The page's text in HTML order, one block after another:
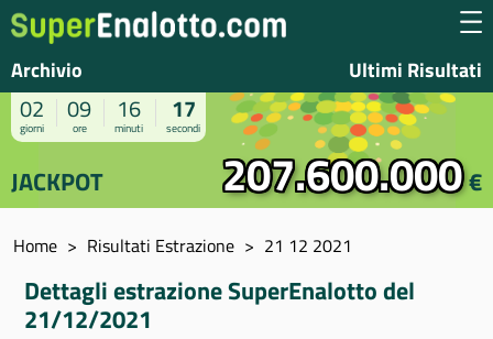
Archivio Ultimi Risultati
02
giorni
09
ore
16
minuti
17
secondi
JACKPOT 207.600.000€
Home Risultati Estrazione 21 12 2021
Dettagli estrazione SuperEnalotto del
21/12/2021